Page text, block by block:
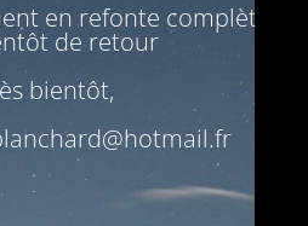
en refonte complète. Il
de retour
bientôt,